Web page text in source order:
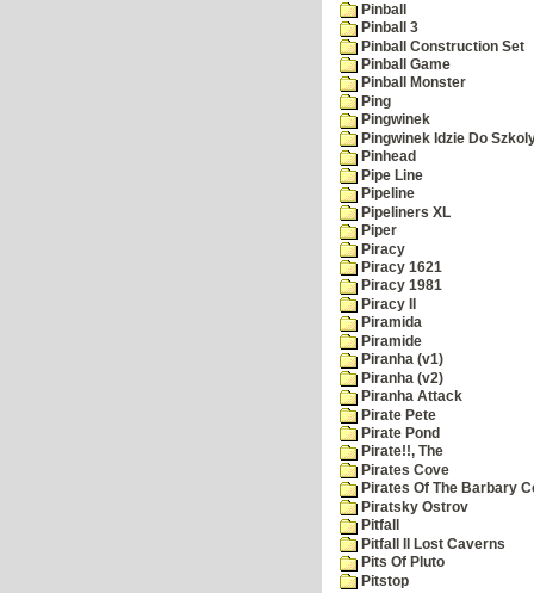
Pinball
Pinball 3
Pinball Construction Set
Pinball Game
Pinball Monster
Ping
Pingwinek
Pingwinek Idzie Do
Pinhead
Pipe Line
Pipeline
Pipeliners XL
Piper
Piracy
Piracy 1621
Piracy 1981
Piracy II
Piramida
Piramide
Piranha (v1)
Piranha (v2)
Piranha Attack
Pirate Pete
Pirate Pond
Pirate!!, The
Pirates Cove
Pirates Of The Barbary
Piratsky Ostrov
Pitfall
Pitfall II Lost Caverns
Pits Of Pluto
Pitstop